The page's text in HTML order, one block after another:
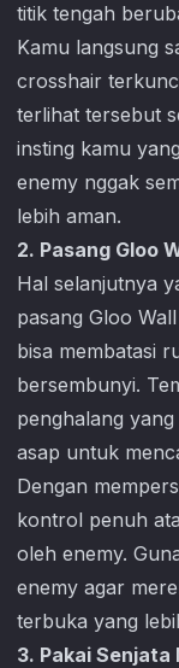
titik tengah
Kamu langsung
crosshair
terlihat tersebut
insting kamu
enemy nggak
lebih aman.
2. Pasang Gloo
Hal selanjutnya
pasang Gloo
bisa membatasi
bersembunyi.
penghalang
asap untuk
Dengan
kontrol penuh
oleh enemy.
enemy agar
terbuka yang
3. Pakai